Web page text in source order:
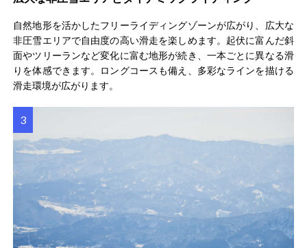
自然地形を活かしたフリーライディングゾーンが広がり、広大な
非圧雪エリアで自由度の高い滑走を楽しめます。起伏に富んだ斜
面やツリーランなど変化に富む地形が続き、一本ごとに異なる滑
りを体感できます。ロングコースも備え、多彩なラインを描ける
滑走環境が広がります。